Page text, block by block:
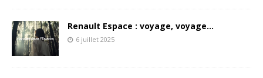
Renault Espace : voyage, voyage…
6 juillet 2025